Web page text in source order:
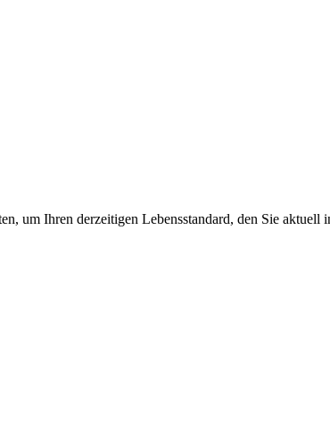
um Ihren derzeitigen Lebensstandard, den Sie aktuell